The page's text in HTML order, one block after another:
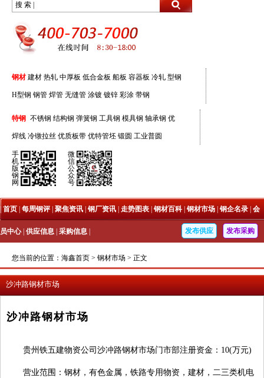
搜 索 |
钢材 建材 热轧 中厚板 低合金板 船板 容器板 冷轧 型钢
H型钢 钢管 焊管 无缝管 涂镀 镀锌 彩涂 带钢
特钢 不锈钢 结构钢 弹簧钢 工具钢 模具钢 轴承钢 优
焊线 冷镦拉丝 优质板带 优特管坯 锻圆 工业普圆
手
机
版
钢
网
微
信
公
众
号
| 首页 每周钢评 聚焦资讯 钢厂资讯 走势图表 钢材百科| 钢材市场 钢企名录 会
员中心| 供应信息 采购信息 发布供应 发布采购
您当前的位置： 海鑫首页 > 钢材市场 > 正文
沙冲路钢材市场
沙冲路钢材市场
贵州铁五建物资公司沙冲路钢材市场门市部注册资金：10(万元)
营业范围：钢材，有色金属，铁路专用物资，建材，二三类机电